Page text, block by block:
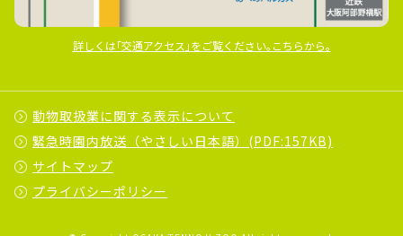
詳しくは｢交通アクセス｣をご覧ください｡こちらから｡
動物取扱業に関する表示について
緊急時園内放送（やさしい日本語）(PDF:157KB)
サイトマップ
プライバシーポリシー